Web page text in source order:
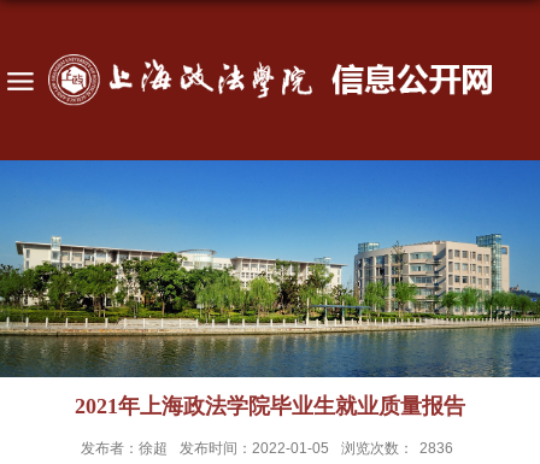
2021年上海政法学院毕业生就业质量报告
发布者：徐超 发布时间：2022-01-05 浏览次数： 2836